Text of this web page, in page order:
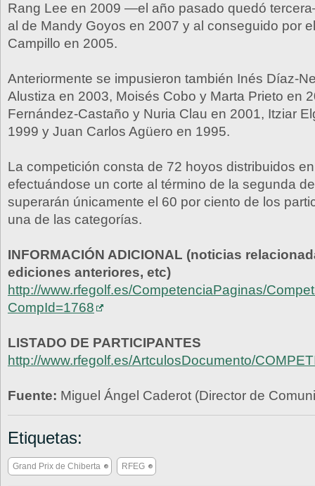
Rang Lee en 2009 —el año pasado quedó
al de Mandy Goyos en 2007 y al conseguido por
Campillo en 2005.
Anteriormente se impusieron también Inés Díaz-
Alustiza en 2003, Moisés Cobo y Marta Prieto en
Fernández-Castaño y Nuria Clau en 2001, Itziar
1999 y Juan Carlos Agüero en 1995.
La competición consta de 72 hoyos distribuidos
efectuándose un corte al término de la segunda
superarán únicamente el 60 por ciento de los
una de las categorías.
INFORMACIÓN ADICIONAL (noticias
ediciones anteriores, etc)
http://www.rfegolf.es/CompetenciaPaginas/
CompId=1768
LISTADO DE PARTICIPANTES
http://www.rfegolf.es/ArtculosDocumento/
Fuente: Miguel Ángel Caderot (Director de
Etiquetas:
Grand Prix de Chiberta RFEG